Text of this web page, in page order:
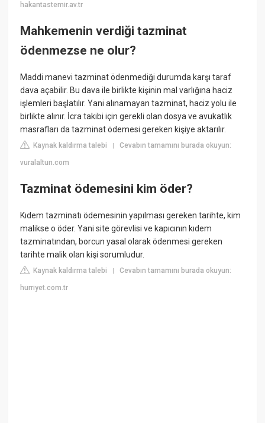
hakantastemir.av.tr
Mahkemenin verdiği tazminat
ödenmezse ne olur?
Maddi manevi tazminat ödenmediği durumda karşı taraf
dava açabilir. Bu dava ile birlikte kişinin mal varlığına haciz
işlemleri başlatılır. Yani alınamayan tazminat, haciz yolu ile
birlikte alınır. İcra takibi için gerekli olan dosya ve avukatlık
masrafları da tazminat ödemesi gereken kişiye aktarılır.
Kaynak kaldırma talebi |Cevabın tamamını burada okuyun:
vuralaltun.com
Tazminat ödemesini kim öder?
Kıdem tazminatı ödemesinin yapılması gereken tarihte, kim
malikse o öder. Yani site görevlisi ve kapıcının kıdem
tazminatından, borcun yasal olarak ödenmesi gereken
tarihte malik olan kişi sorumludur.
Kaynak kaldırma talebi |Cevabın tamamını burada okuyun:
hurriyet.com.tr